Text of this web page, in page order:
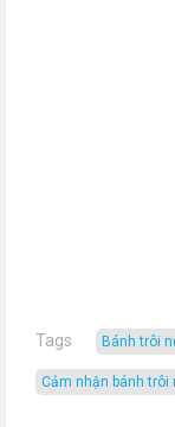
Tags bánh trôi
cảm nhận bánh trôi